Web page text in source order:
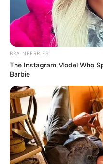
BRAINBERRIES
The Instagram Model Who
Barbie